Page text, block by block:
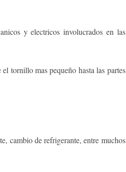
y electricos involucrados en las
tornillo mas pequeño hasta las partes
cambio de refrigerante, entre muchos